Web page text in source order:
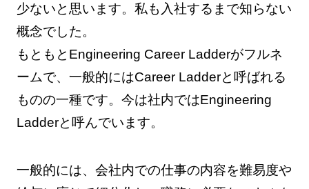
少ないと思います。私も入社するまで知らない
概念でした。
もともとEngineering Career Ladderがフルネ
ームで、一般的にはCareer Ladderと呼ばれる
ものの一種です。今は社内ではEngineering
Ladderと呼んでいます。
一般的には、会社内での仕事の内容を難易度や